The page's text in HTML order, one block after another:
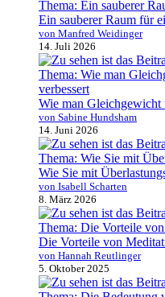
Ein sauberer Raum für
von Manfred Weidinger
14. Juli 2026
Wie man Gleichgewicht
von Sabine Hundsham
14. Juni 2026
Wie Sie mit
von Isabell Scharten
8. März 2026
Die Vorteile von
von Hannah Reutlinger
5. Oktober 2025